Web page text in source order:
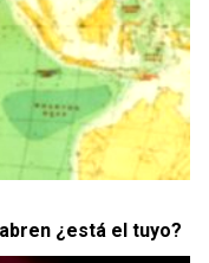
¿está el tuyo?